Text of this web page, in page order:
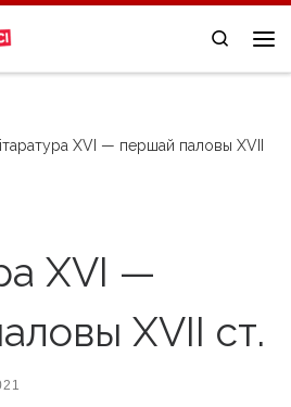
Search
XVI — першай паловы XVII
XVI —
XVII ст.